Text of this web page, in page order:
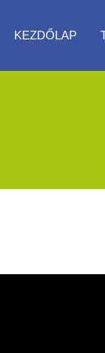
KEZDŐLAP